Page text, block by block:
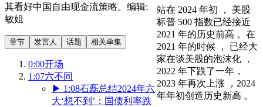
其看好中国自由现金流策略。编辑:
敏姐
章节 发言人 话题 相关单集
0:00开场
1:07六不同
▶ 1:08石磊总结2024年六
大‘想不到’：国债利率跌
站在 2024 年初 ， 美股
标普 500 指数已经接近
2021 年的历史前高 。在
2021 年的时候 ， 已经大
家在谈美股的泡沫化 ，
2022 年下跌了一年，
2023 年再次上涨 ，2024
年年初创造历史新高 。